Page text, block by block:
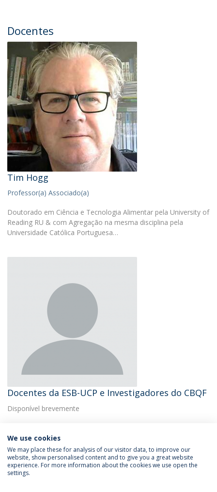
Docentes
Tim Hogg
Professor(a) Associado(a)
Doutorado em Ciência e Tecnologia Alimentar pela University of
Reading RU & com Agregação na mesma disciplina pela
Universidade Católica Portuguesa…
Docentes da ESB-UCP e Investigadores do CBQF
Disponível brevemente
Política de Privacidade
Termos & Condições
We use cookies
We may place these for analysis of our visitor data, to improve our
website, show personalised content and to give you a great website
experience. For more information about the cookies we use open the
settings.